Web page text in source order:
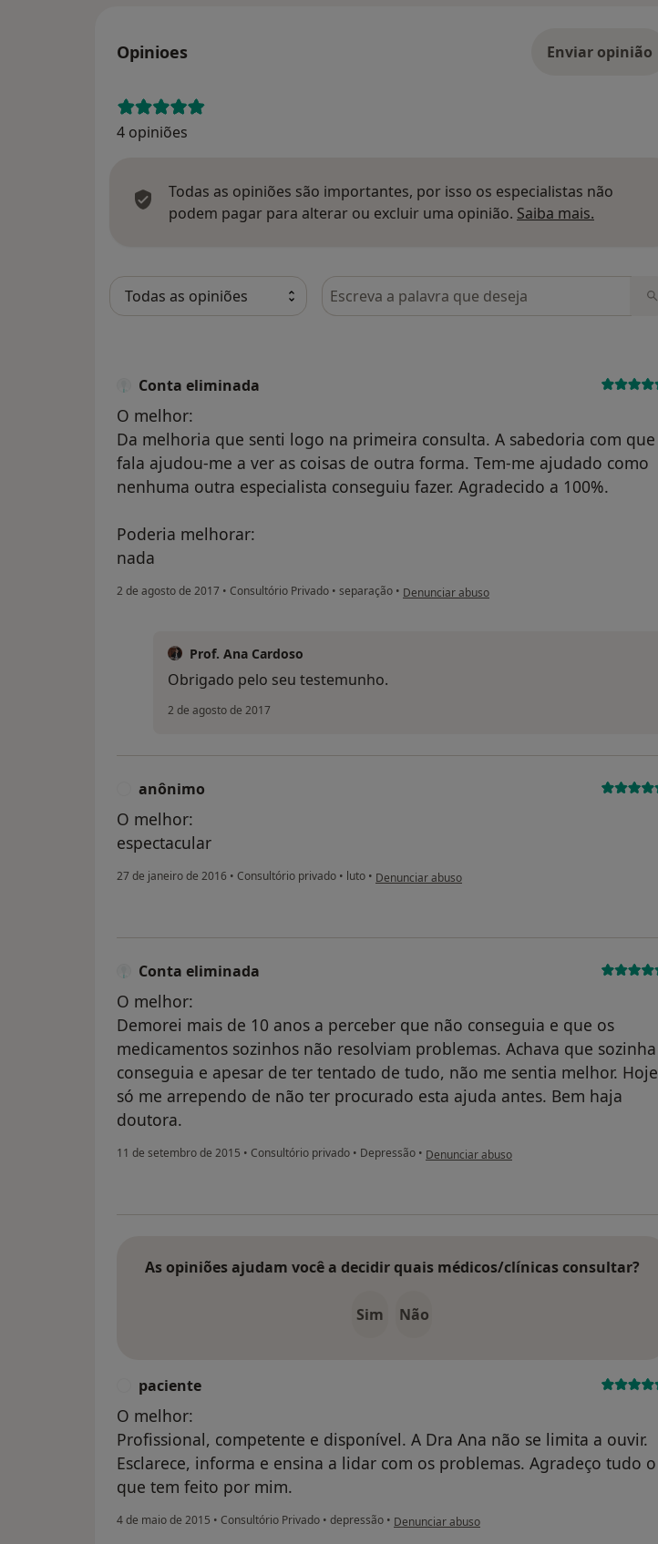
Opinioes Enviar opinião
4 opiniões
Todas as opiniões são importantes, por isso os especialistas não
podem pagar para alterar ou excluir uma opinião. Saiba mais.
Pesquisar em opiniões
Conta eliminada
O melhor:
Da melhoria que senti logo na primeira consulta. A sabedoria com que
fala ajudou-me a ver as coisas de outra forma. Tem-me ajudado como
nenhuma outra especialista conseguiu fazer. Agradecido a 100%.
Poderia melhorar:
nada
2 de agosto de 2017 • Consultório Privado • separação • na opinião do utilizador Conta eliminada
Denunciar abuso
Prof. Ana Cardoso
Obrigado pelo seu testemunho.
2 de agosto de 2017
anônimo
O melhor:
espectacular
27 de janeiro de 2016 • Consultório privado • luto • na opinião do utilizador anônimo
Denunciar abuso
Conta eliminada
O melhor:
Demorei mais de 10 anos a perceber que não conseguia e que os
medicamentos sozinhos não resolviam problemas. Achava que sozinha
conseguia e apesar de ter tentado de tudo, não me sentia melhor. Hoje
só me arrependo de não ter procurado esta ajuda antes. Bem haja
doutora.
11 de setembro de 2015 • Consultório privado • Depressão • na opinião do utilizador Conta eliminada
Denunciar abuso
As opiniões ajudam você a decidir quais médicos/clínicas consultar?
Sim Não
paciente
O melhor:
Profissional, competente e disponível. A Dra Ana não se limita a ouvir.
Esclarece, informa e ensina a lidar com os problemas. Agradeço tudo o
que tem feito por mim.
4 de maio de 2015 • Consultório Privado • depressão • na opinião do utilizador paciente
Denunciar abuso